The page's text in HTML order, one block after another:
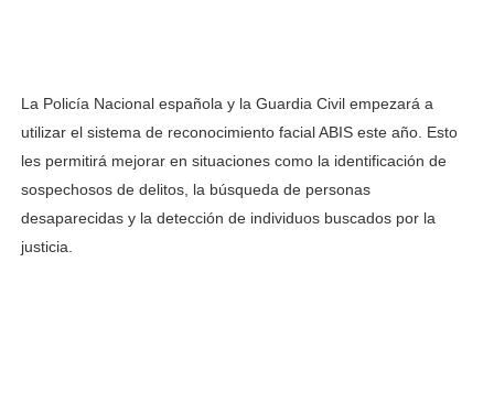
La Policía Nacional española y la Guardia Civil empezará a
utilizar el sistema de reconocimiento facial ABIS este año. Esto
les permitirá mejorar en situaciones como la identificación de
sospechosos de delitos, la búsqueda de personas
desaparecidas y la detección de individuos buscados por la
justicia.